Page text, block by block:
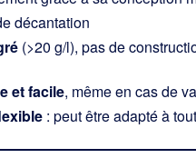
décantation
(>20 g/l), pas de
et facile, même en cas de
: peut être adapté à